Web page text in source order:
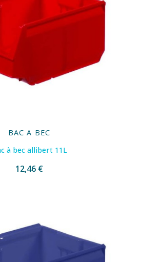
BAC A BEC
à bec allibert 11L
12,46 €